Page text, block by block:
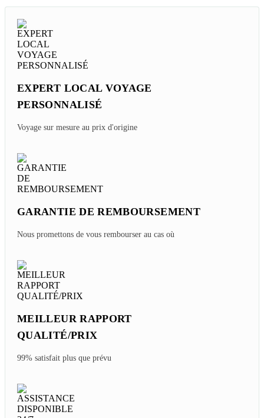
EXPERT LOCAL VOYAGE
PERSONNALISÉ
Voyage sur mesure au prix d'origine
GARANTIE DE REMBOURSEMENT
Nous promettons de vous rembourser au cas où
MEILLEUR RAPPORT
QUALITÉ/PRIX
99% satisfait plus que prévu